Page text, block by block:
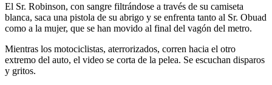
El Sr. Robinson, con sangre filtrándose a través de su camiseta
blanca, saca una pistola de su abrigo y se enfrenta tanto al Sr. Obuad
como a la mujer, que se han movido al final del vagón del metro.
Mientras los motociclistas, aterrorizados, corren hacia el otro
extremo del auto, el video se corta de la pelea. Se escuchan disparos
y gritos.